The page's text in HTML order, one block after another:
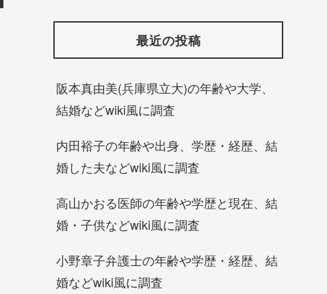
最近の投稿
阪本真由美(兵庫県立大)の年齢や大学、
結婚などwiki風に調査
内田裕子の年齢や出身、学歴・経歴、結
婚した夫などwiki風に調査
高山かおる医師の年齢や学歴と現在、結
婚・子供などwiki風に調査
小野章子弁護士の年齢や学歴・経歴、結
婚などwiki風に調査